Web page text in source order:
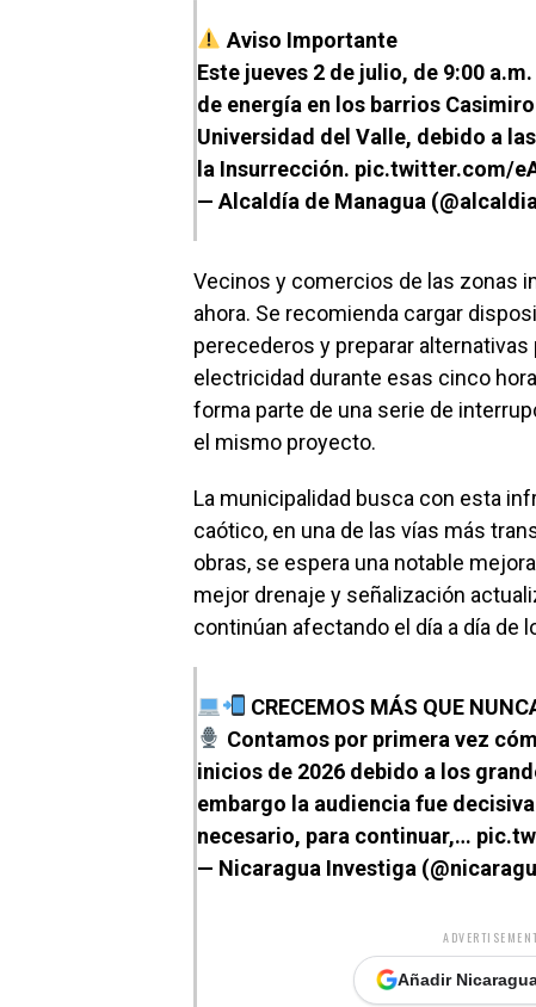
Aviso Importante
Este jueves 2 de julio, de 9:00
de energía en los barrios
Universidad del Valle, debido a
la Insurrección. pic.twitter.com/
— Alcaldía de Managua
Vecinos y comercios de las zonas
ahora. Se recomienda cargar
perecederos y preparar
electricidad durante esas cinco
forma parte de una serie de
el mismo proyecto.
La municipalidad busca con esta
caótico, en una de las vías más
obras, se espera una notable
mejor drenaje y señalización
continúan afectando el día a día de
CRECEMOS MÁS QUE
Contamos por primera vez
inicios de 2026 debido a los
embargo la audiencia fue
necesario, para continuar,…
— Nicaragua Investiga
Añadir